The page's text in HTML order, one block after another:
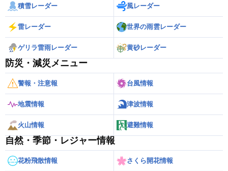
積雪レーダー 風レーダー
雷レーダー 世界の雨雲レーダー
ゲリラ雷雨レーダー 黄砂レーダー
防災・減災メニュー
警報・注意報 台風情報
地震情報 津波情報
火山情報 避難情報
自然・季節・レジャー情報
花粉飛散情報 さくら開花情報